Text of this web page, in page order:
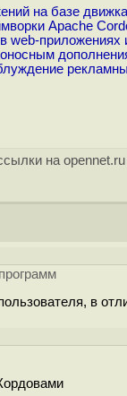
на базе
Apache
web-приложениях
на
в